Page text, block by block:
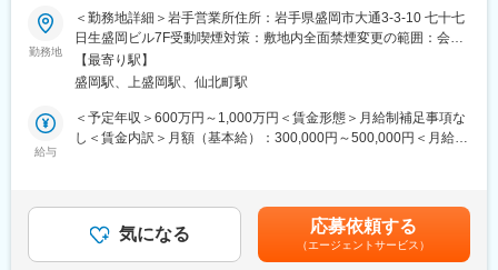
社には、人材育成に特化した「教育チーム」というキャリアもあ
り、“人を育てる”という価値で組織に貢献することができます。
多様なキャリアパスがあるからこそ、自分に合った役割や働き方
を見つけやすく、長く安心して活躍できる環境です。それぞれの
強みを活かしながら、やりがいを実感できるフィールドが広がっ
ています。
につながることはどんどん発信いただける環境です。
＜アイデア例＞
・お客様の思い出づくりに役立つ新企画
境整備に向けた取り組みを強化中◎～
■業務内容：
「地域冷暖房システム」の国内シェアは業界No1！設備の総合エ
ンジニアリングを手掛ける業界有数のグローバル企業である当社
において空調設備・給排水・衛生設備等の施工管理をお任せいた
します。
注、協力会社への依頼、日々の作業管理）や既存建物の保守、メ
ンテナンス業務を行い、建築設備の老朽化・劣化に伴う修復や、
維持コストを下げるための改善を行っていただきます。担当物件
勤務地
＜勤務地詳細＞岩手営業所住所：岩手県盛岡市大通3-3-10 七十七
日生盛岡ビル7F受動喫煙対策：敷地内全面禁煙変更の範囲：会社
の定める事業所
【最寄り駅】
盛岡駅、上盛岡駅、仙北町駅
給与
＜予定年収＞600万円～1,000万円＜賃金形態＞月給制補足事項な
し＜賃金内訳＞月額（基本給）：300,000円～500,000円＜月給＞
す。月給(月額)は固定手当を含めた表記です。
気になる 応募依頼する
（エージェントサービス）